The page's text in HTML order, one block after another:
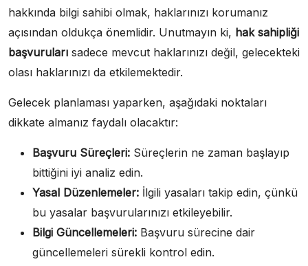
hakkında bilgi sahibi olmak, haklarınızı korumanız
açısından oldukça önemlidir. Unutmayın ki, hak sahipliği
başvuruları sadece mevcut haklarınızı değil, gelecekteki
olası haklarınızı da etkilemektedir.
Gelecek planlaması yaparken, aşağıdaki noktaları
dikkate almanız faydalı olacaktır:
Başvuru Süreçleri: Süreçlerin ne zaman başlayıp
bittiğini iyi analiz edin.
Yasal Düzenlemeler: İlgili yasaları takip edin, çünkü
bu yasalar başvurularınızı etkileyebilir.
Bilgi Güncellemeleri: Başvuru sürecine dair
güncellemeleri sürekli kontrol edin.